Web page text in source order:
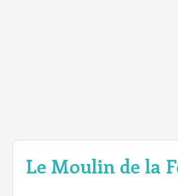
Le Moulin de la